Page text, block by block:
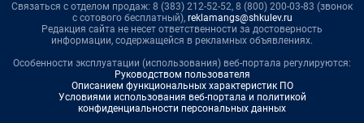
Связаться с отделом продаж: 8 (383) 212-52-52, 8 (800) 200-03-83 (звонок
с сотового бесплатный), reklamangs@shkulev.ru
Редакция сайта не несет ответственности за достоверность
информации, содержащейся в рекламных объявлениях.
Особенности эксплуатации (использования) веб-портала регулируются:
Руководством пользователя
Описанием функциональных характеристик ПО
Условиями использования веб-портала и политикой
конфиденциальности персональных данных